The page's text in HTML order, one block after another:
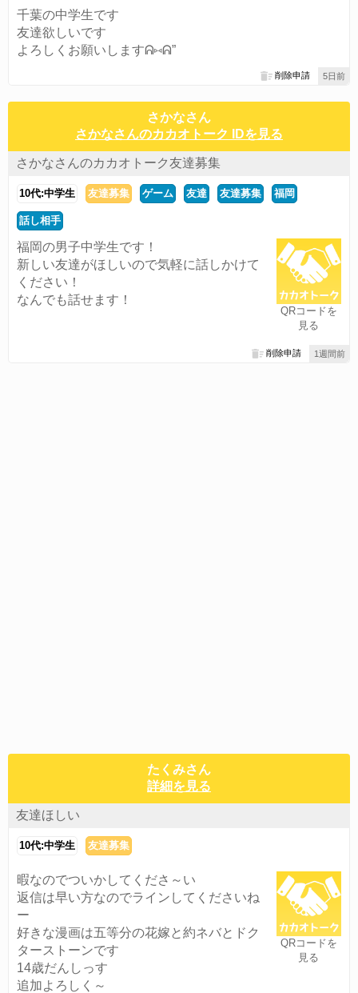
千葉の中学生です
友達欲しいです
よろしくお願いしますᕱ⑅ᕱ”
5日前
削除申請
さかなさん
さかなさんのカカオトーク IDを見る
さかなさんのカカオトーク友達募集
10代:中学生 友達募集 ゲーム 友達 友達募集 福岡
話し相手
QRコードを
見る
福岡の男子中学生です！
新しい友達がほしいので気軽に話しかけて
ください！
なんでも話せます！
1週間前
削除申請
たくみさん
詳細を見る
友達ほしい
10代:中学生 友達募集
QRコードを
見る
暇なのでついかしてくださ～い
返信は早い方なのでラインしてくださいね
ー
好きな漫画は五等分の花嫁と約ネバとドク
ターストーンです
14歳だんしっす
追加よろしく～